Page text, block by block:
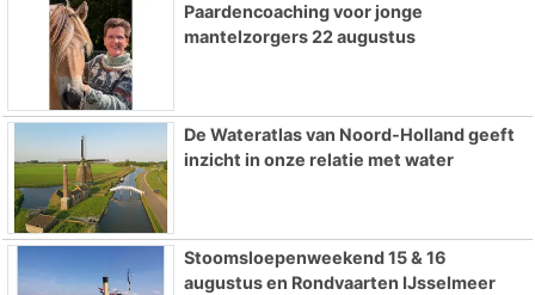
Paardencoaching voor jonge
mantelzorgers 22 augustus
De Wateratlas van Noord-Holland geeft
inzicht in onze relatie met water
Stoomsloepenweekend 15 & 16
augustus en Rondvaarten IJsselmeer